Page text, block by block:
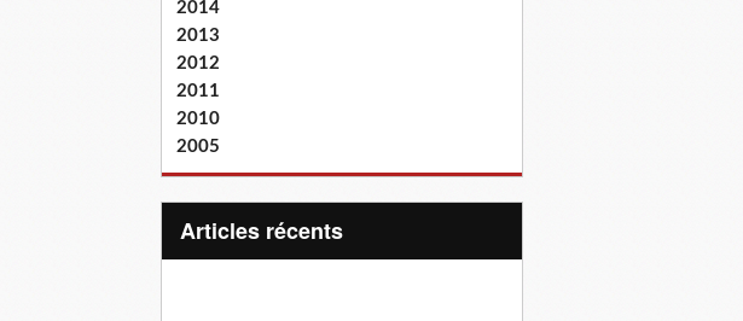
2014
2013
2012
2011
2010
2005
articles récents